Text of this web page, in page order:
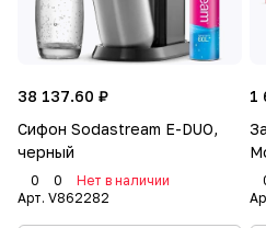
38 137.60 ₽
Сифон Sodastream E-DUO,
черный
0 0
Нет в наличии
Арт. V862282
1